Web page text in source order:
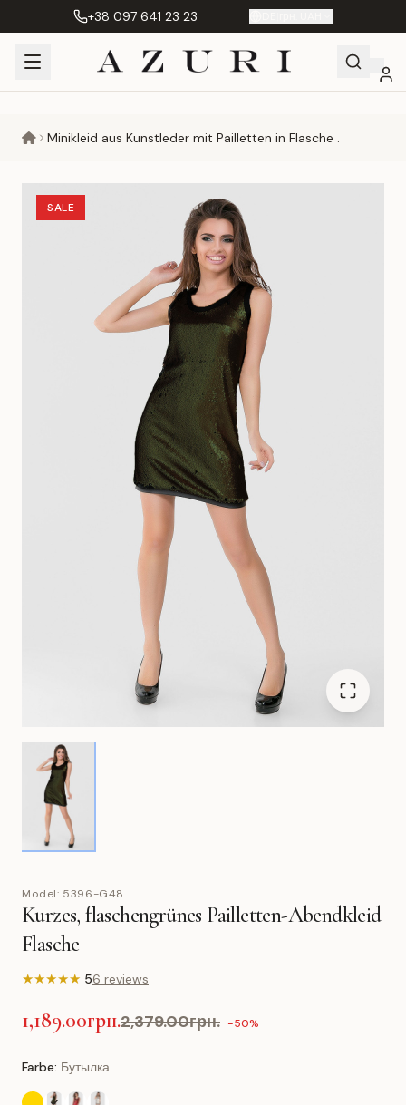
+38 097 641 23 23
Cart Konto
Minikleid aus Kunstleder mit Pailletten in Flasche .
SALE
Model: 5396-G48
Kurzes, flaschengrünes Pailletten-Abendkleid
Flasche
★★★★★ 56 reviews
1,189.00грн.2,379.00грн. -50%
Farbe: Бутылка